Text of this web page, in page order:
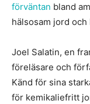
förväntan bland
hälsosam jord
Joel Salatin, en
föreläsare och
Känd för sina
för kemikaliefritt